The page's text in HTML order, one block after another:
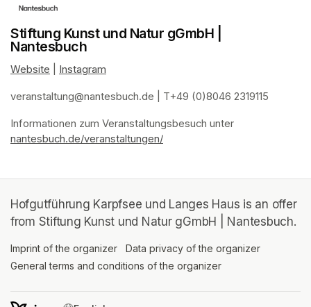
Stiftung Kunst und Natur gGmbH |
Nantesbuch
Website (opens in a new tab)
Instagram
veranstaltung@nantesbuch.de (opens in a new tab)
| T+49 (0)8046 2319115
Informationen zum Veranstaltungsbesuch (opens in a new tab)
(opens in a new tab)
(opens in a new tab)
(opens in a new tab)
nantesbuch.de/veranstaltungen/
Hofgutführung Karpfsee und Langes Haus is an offer
from Stiftung Kunst und Natur gGmbH | Nantesbuch.
Imprint of the organizer (opens in a new tab)
Data privacy of the organizer
General terms and conditions of the organizer